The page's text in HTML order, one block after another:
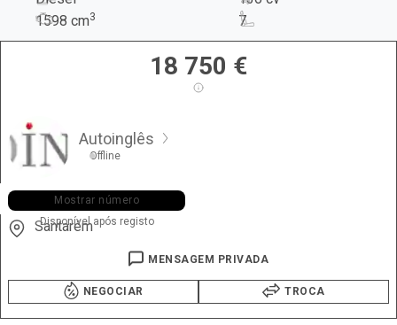
1598 cm3 7
18 750 €
Autoinglês
Offline
+351 964 ••• •88
Mostrar número
Disponível após registo
Santarém
MENSAGEM PRIVADA
NEGOCIAR TROCA